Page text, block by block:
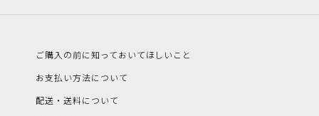
ご購入の前に知っておいてほしいこと
お支払い方法について
配送・送料について